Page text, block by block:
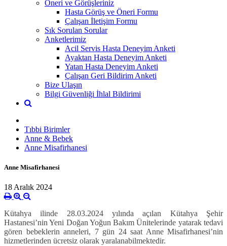
Öneri ve Görüşleriniz
Hasta Görüş ve Öneri Formu
Çalışan İletişim Formu
Sık Sorulan Sorular
Anketlerimiz
Acil Servis Hasta Deneyim Anketi
Ayaktan Hasta Deneyim Anketi
Yatan Hasta Deneyim Anketi
Çalışan Geri Bildirim Anketi
Bize Ulaşın
Bilgi Güvenliği İhlal Bildirimi
Tıbbi Birimler
Anne & Bebek
Anne Misafirhanesi
Anne Misafirhanesi
18 Aralık 2024
Kütahya ilinde 28.03.2024 yılında açılan Kütahya Şehir
Hastanesi’nin Yeni Doğan Yoğun Bakım Ünitelerinde yatarak tedavi
gören bebeklerin anneleri, 7 gün 24 saat Anne Misafirhanesi’nin
hizmetlerinden ücretsiz olarak yaralanabilmektedir.